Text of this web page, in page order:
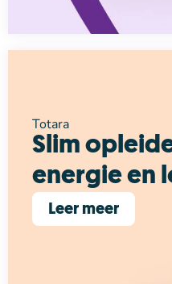
Totara
Slim
energie en
Leer meer